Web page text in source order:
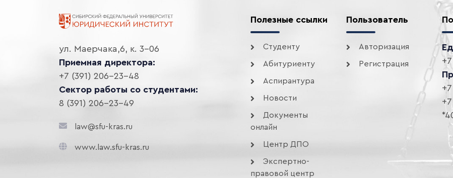
ул. Маерчака,6, к. 3-06
Приемная директора:
+7 (391) 206-23-48
Сектор работы со студентами:
8 (391) 206-23-49
law@sfu-kras.ru
www.law.sfu-kras.ru
Полезные ссылки
Студенту
Абитуриенту
Аспирантура
Новости
Документы
онлайн
Центр ДПО
Экспертно-
правовой центр
Пользователь
Авторизация
Регистрация